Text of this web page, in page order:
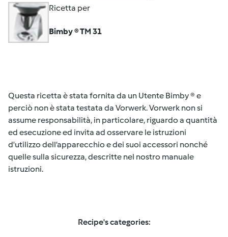
Ricetta per
Bimby ® TM 31
Questa ricetta è stata fornita da un Utente Bimby ® e
perciò non è stata testata da Vorwerk. Vorwerk non si
assume responsabilità, in particolare, riguardo a quantità
ed esecuzione ed invita ad osservare le istruzioni
d'utilizzo dell’apparecchio e dei suoi accessori nonché
quelle sulla sicurezza, descritte nel nostro manuale
istruzioni.
Recipe's categories: